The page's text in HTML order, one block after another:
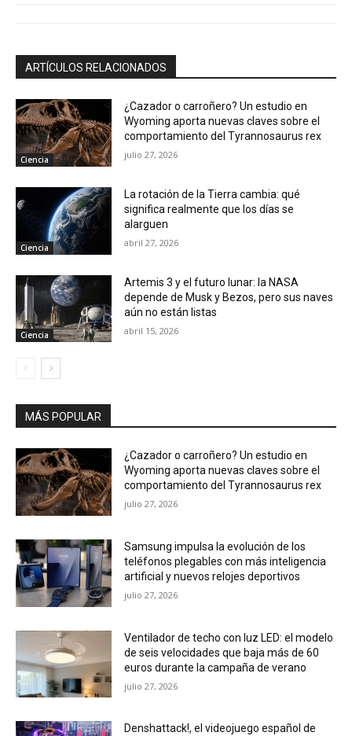
ARTÍCULOS RELACIONADOS
Ciencia
¿Cazador o carroñero? Un estudio en
Wyoming aporta nuevas claves sobre el
comportamiento del Tyrannosaurus rex
julio 27, 2026
Ciencia
La rotación de la Tierra cambia: qué
significa realmente que los días se
alarguen
abril 27, 2026
Ciencia
Artemis 3 y el futuro lunar: la NASA
depende de Musk y Bezos, pero sus naves
aún no están listas
abril 15, 2026
MÁS POPULAR
¿Cazador o carroñero? Un estudio en
Wyoming aporta nuevas claves sobre el
comportamiento del Tyrannosaurus rex
julio 27, 2026
Samsung impulsa la evolución de los
teléfonos plegables con más inteligencia
artificial y nuevos relojes deportivos
julio 27, 2026
Ventilador de techo con luz LED: el modelo
de seis velocidades que baja más de 60
euros durante la campaña de verano
julio 27, 2026
Denshattack!, el videojuego español de